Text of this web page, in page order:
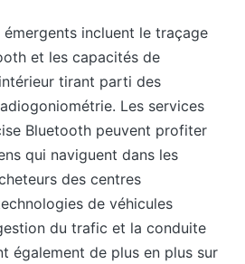
émergents incluent le traçage
et les capacités de
tirant parti des
Les services
Bluetooth peuvent profiter
qui naviguent dans les
des centres
de véhicules
du trafic et la conduite
également de plus en plus sur